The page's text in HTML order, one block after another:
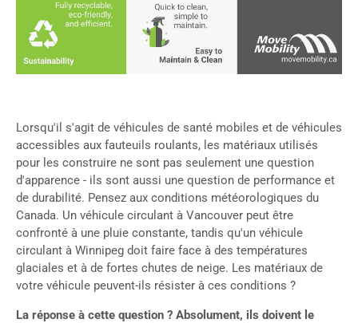
Lorsqu'il s'agit de véhicules de santé mobiles et de véhicules
accessibles aux fauteuils roulants, les matériaux utilisés
pour les construire ne sont pas seulement une question
d'apparence - ils sont aussi une question de performance et
de durabilité. Pensez aux conditions météorologiques du
Canada. Un véhicule circulant à Vancouver peut être
confronté à une pluie constante, tandis qu'un véhicule
circulant à Winnipeg doit faire face à des températures
glaciales et à de fortes chutes de neige. Les matériaux de
votre véhicule peuvent-ils résister à ces conditions ?
La réponse à cette question ? Absolument, ils doivent le